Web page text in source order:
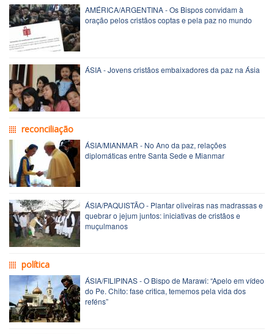
AMÉRICA/ARGENTINA - Os Bispos convidam à
oração pelos cristãos coptas e pela paz no mundo
ÁSIA - Jovens cristãos embaixadores da paz na Ásia
reconciliação
ÁSIA/MIANMAR - No Ano da paz, relações
diplomáticas entre Santa Sede e Mianmar
ÁSIA/PAQUISTÃO - Plantar oliveiras nas madrassas e
quebrar o jejum juntos: iniciativas de cristãos e
muçulmanos
política
ÁSIA/FILIPINAS - O Bispo de Marawi: “Apelo em vídeo
do Pe. Chito: fase critica, tememos pela vida dos
reféns”